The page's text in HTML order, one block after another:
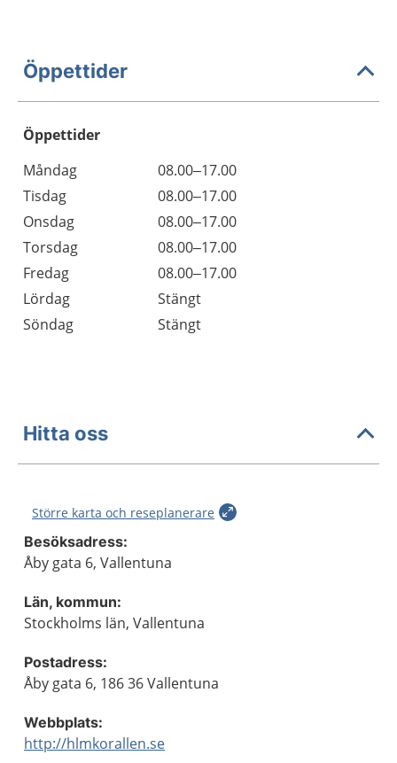
Öppettider
Öppettider
Dag
Öppettider
Kommentarer
Måndag
08.00–17.00
Tisdag
08.00–17.00
Onsdag
08.00–17.00
Torsdag
08.00–17.00
Fredag
08.00–17.00
Lördag
Stängt
Söndag
Stängt
Hitta oss
Större karta och reseplanerare
Besöksadress:
Åby gata 6, Vallentuna
Län, kommun:
Stockholms län, Vallentuna
Postadress:
Åby gata 6, 186 36 Vallentuna
Webbplats:
http://hlmkorallen.se